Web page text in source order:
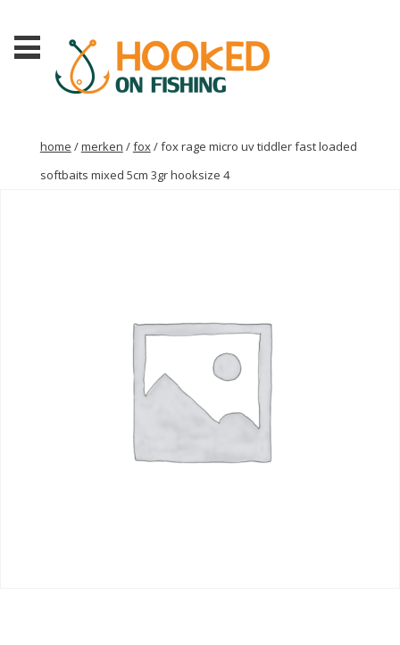
home /merken /fox/ fox rage micro uv tiddler fast loaded
softbaits mixed 5cm 3gr hooksize 4